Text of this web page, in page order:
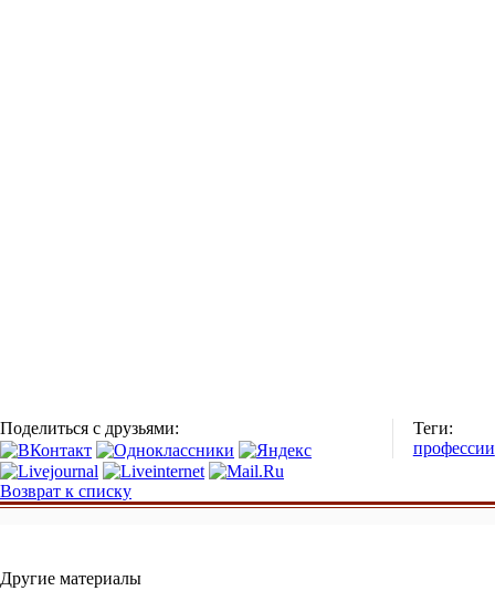
Поделиться с друзьями:
Теги:
профессии
Возврат к списку
Другие материалы